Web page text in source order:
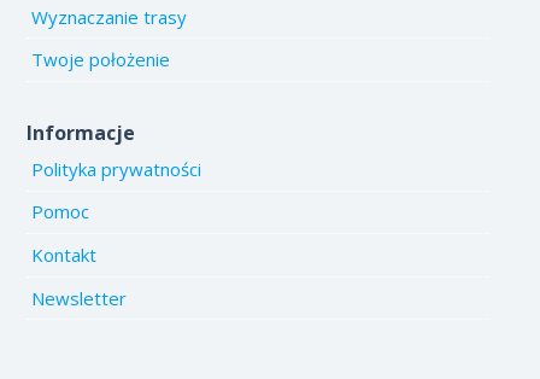
Wyznaczanie trasy
Twoje położenie
Informacje
Polityka prywatności
Pomoc
Kontakt
Newsletter